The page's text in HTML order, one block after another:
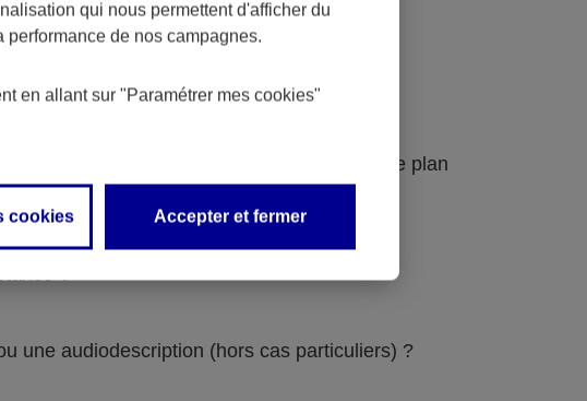
d’audit et au schéma pluriannuel pour le plan
?
une audiodescription (hors cas particuliers) ?
qui nous permettent d'afficher du
de nos campagnes.
en allant sur "Paramétrer mes cookies"
cookies Accepter et fermer